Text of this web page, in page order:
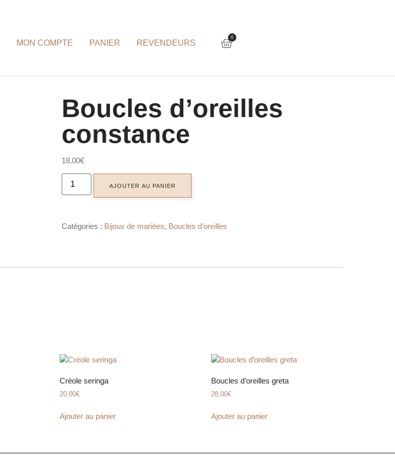
MON COMPTE PANIER REVENDEURS
0
Boucles d’oreilles
constance
18,00€
AJOUTER AU PANIER
Catégories : Bijoux de mariées, Boucles d'oreilles
Créole seringa
20,00€
Ajouter au panier
Boucles d’oreilles greta
28,00€
Ajouter au panier